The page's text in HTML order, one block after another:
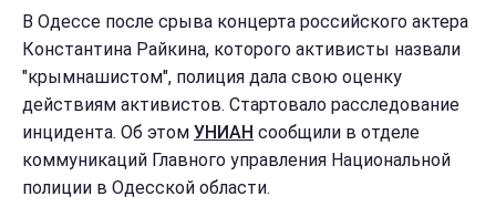
В Одессе после срыва концерта российского актера
Константина Райкина, которого активисты назвали
"крымнашистом", полиция дала свою оценку
действиям активистов. Стартовало расследование
инцидента. Об этом УНИАН сообщили в отделе
коммуникаций Главного управления Национальной
полиции в Одесской области.